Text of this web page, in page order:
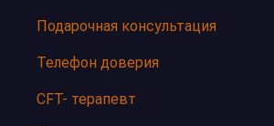
Подарочная консультация
Телефон доверия
CFT- терапевт